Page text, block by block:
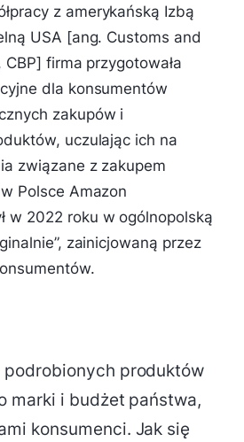
z amerykańską Izbą
USA [ang. Customs and
firma przygotowała
dla konsumentów
zakupów i
uczulając ich na
związane z zakupem
Polsce Amazon
w 2022 roku w ogólnopolską
zainicjowaną przez
podrobionych produktów
marki i budżet państwa,
konsumenci. Jak się